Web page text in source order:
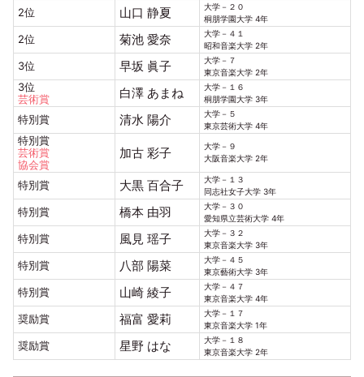
2位 山口 静夏
大学－２０
桐朋学園大学 4年
2位 菊池 愛奈
大学－４１
昭和音楽大学 2年
3位 早坂 眞子
大学－７
東京音楽大学 2年
3位
芸術賞
白澤 あまね
大学－１６
桐朋学園大学 3年
特別賞 清水 陽介
大学－５
東京芸術大学 4年
特別賞
芸術賞
協会賞
加古 彩子
大学－９
大阪音楽大学 2年
特別賞 大黒 百合子
大学－１３
同志社女子大学 3年
特別賞 橋本 由羽
大学－３０
愛知県立芸術大学 4年
特別賞 風見 瑶子
大学－３２
東京音楽大学 3年
特別賞 八部 陽菜
大学－４５
東京藝術大学 3年
特別賞 山崎 綾子
大学－４７
東京音楽大学 4年
奨励賞 福富 愛莉
大学－１７
東京音楽大学 1年
奨励賞 星野 はな
大学－１８
東京音楽大学 2年